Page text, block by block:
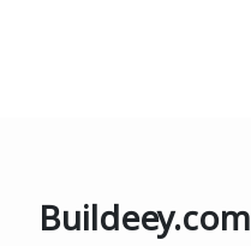
Buildeey.com